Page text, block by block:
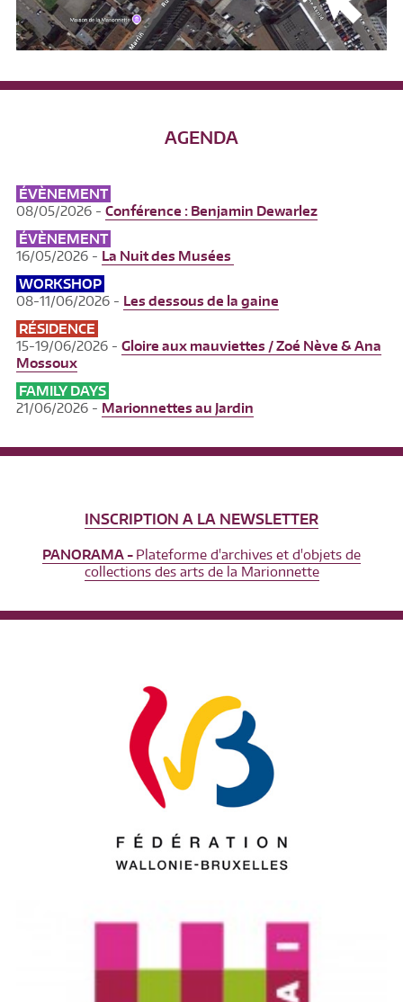
AGENDA
ÉVÈNEMENT
08/05/2026 - Conférence : Benjamin Dewarlez
ÉVÈNEMENT
16/05/2026 - La Nuit des Musées
WORKSHOP
08-11/06/2026 - Les dessous de la gaine
RÉSIDENCE
15-19/06/2026 - Gloire aux mauviettes / Zoé Nève & Ana
Mossoux
FAMILY DAYS
21/06/2026 - Marionnettes au Jardin
INSCRIPTION A LA NEWSLETTER
PANORAMA - Plateforme d'archives et d'objets de
collections des arts de la Marionnette